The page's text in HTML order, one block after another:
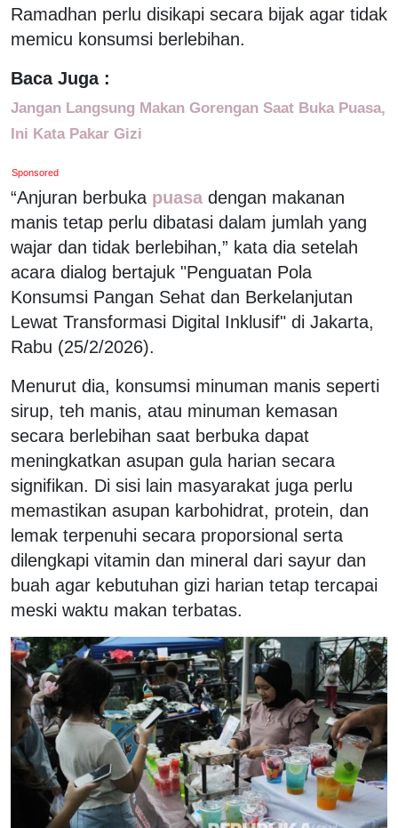
Ramadhan perlu disikapi secara bijak agar tidak
memicu konsumsi berlebihan.
Baca Juga :
Jangan Langsung Makan Gorengan Saat Buka Puasa,
Ini Kata Pakar Gizi
Sponsored
“Anjuran berbuka puasa dengan makanan
manis tetap perlu dibatasi dalam jumlah yang
wajar dan tidak berlebihan,” kata dia setelah
acara dialog bertajuk "Penguatan Pola
Konsumsi Pangan Sehat dan Berkelanjutan
Lewat Transformasi Digital Inklusif" di Jakarta,
Rabu (25/2/2026).
Menurut dia, konsumsi minuman manis seperti
sirup, teh manis, atau minuman kemasan
secara berlebihan saat berbuka dapat
meningkatkan asupan gula harian secara
signifikan. Di sisi lain masyarakat juga perlu
memastikan asupan karbohidrat, protein, dan
lemak terpenuhi secara proporsional serta
dilengkapi vitamin dan mineral dari sayur dan
buah agar kebutuhan gizi harian tetap tercapai
meski waktu makan terbatas.